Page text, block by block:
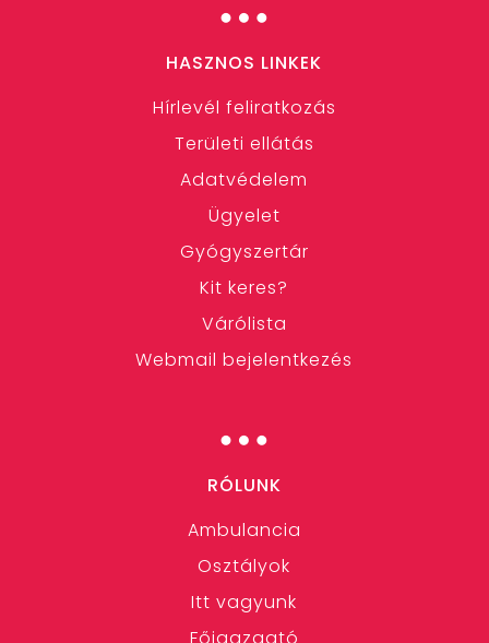
HASZNOS LINKEK
Hírlevél feliratkozás
Területi ellátás
Adatvédelem
Ügyelet
Gyógyszertár
Kit keres?
Várólista
Webmail bejelentkezés
…
RÓLUNK
Ambulancia
Osztályok
Itt vagyunk